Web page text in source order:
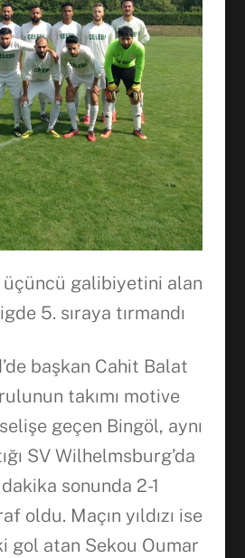
galibiyetini alan
5. sıraya tırmandı
başkan Cahit Balat
takımı motive
geçen Bingöl, aynı
SV Wilhelmsburg’da
sonunda 2-1
oldu. Maçın yıldızı ise
gol atan Sekou Oumar
Facebook